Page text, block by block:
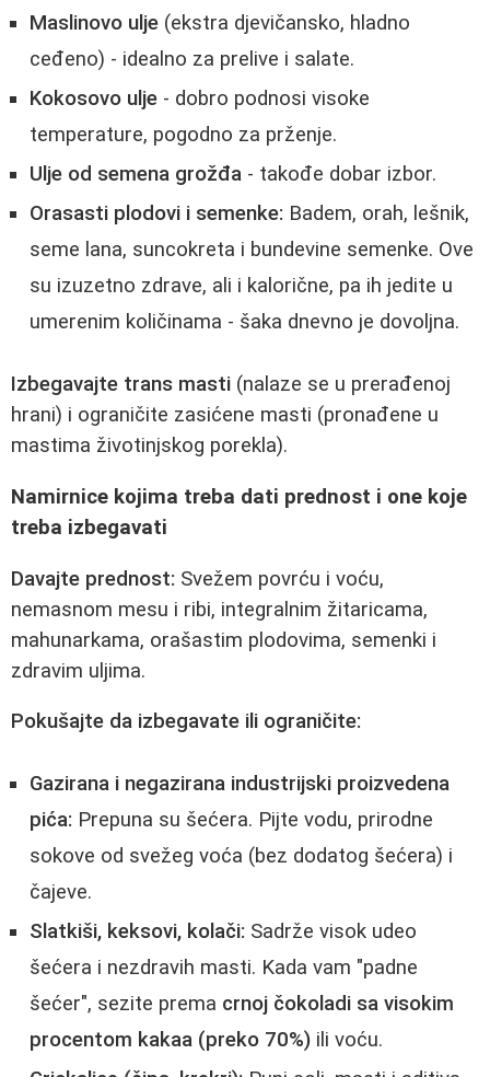
Maslinovo ulje (ekstra djevičansko, hladno
ceđeno) - idealno za prelive i salate.
Kokosovo ulje - dobro podnosi visoke
temperature, pogodno za prženje.
Ulje od semena grožđa - takođe dobar izbor.
Orasasti plodovi i semenke: Badem, orah, lešnik,
seme lana, suncokreta i bundevine semenke. Ove
su izuzetno zdrave, ali i kalorične, pa ih jedite u
umerenim količinama - šaka dnevno je dovoljna.
Izbegavajte trans masti (nalaze se u prerađenoj
hrani) i ograničite zasićene masti (pronađene u
mastima životinjskog porekla).
Namirnice kojima treba dati prednost i one koje
treba izbegavati
Davajte prednost: Svežem povrću i voću,
nemasnom mesu i ribi, integralnim žitaricama,
mahunarkama, orašastim plodovima, semenki i
zdravim uljima.
Pokušajte da izbegavate ili ograničite:
Gazirana i negazirana industrijski proizvedena
pića: Prepuna su šećera. Pijte vodu, prirodne
sokove od svežeg voća (bez dodatog šećera) i
čajeve.
Slatkiši, keksovi, kolači: Sadrže visok udeo
šećera i nezdravih masti. Kada vam "padne
šećer", sezite prema crnoj čokoladi sa visokim
procentom kakaa (preko 70%) ili voću.